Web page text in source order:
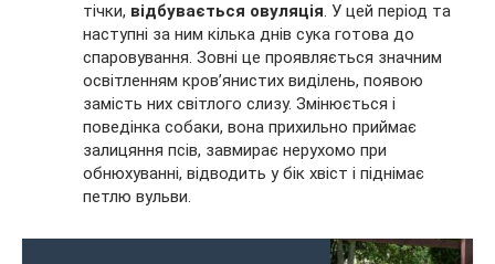
тічки, відбувається овуляція. У цей період та
наступні за ним кілька днів сука готова до
спаровування. Зовні це проявляється значним
освітленням кров’янистих виділень, появою
замість них світлого слизу. Змінюється і
поведінка собаки, вона прихильно приймає
залицяння псів, завмирає нерухомо при
обнюхуванні, відводить у бік хвіст і піднімає
петлю вульви.